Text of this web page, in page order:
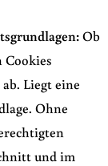
Ob
Liegt eine
Ohne
und im